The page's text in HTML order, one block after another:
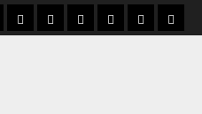
คาแนว
ข่าว
ข่าว
ดูด
ที่
ผู้ชา